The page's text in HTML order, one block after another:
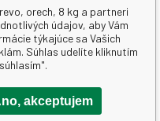
povrchmi, iskrami,
zapálenia. Zákaz fajčenia.
alebo oblečením.
umyte všetky zasiahnuté
orech, 8 kg a partneri
údajov, aby Vám
týkajúce sa Vašich
Súhlas udelíte kliknutím
akceptujem